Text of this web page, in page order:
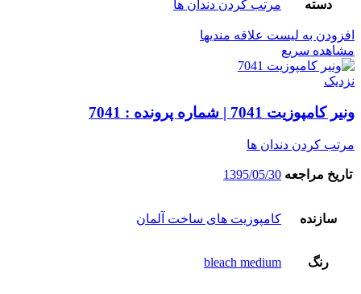
دسته مرتب کردن دندان ها
افزودن به لیست علاقه مندیها
مشاهده سریع
نزدیک
ونیر کامپوزیت 7041 | شماره پرونده : 7041
مرتب کردن دندان ها
تاریخ مراجعه 1395/05/30
سازنده کامپوزیت های ساخت آلمان
رنگ bleach medium